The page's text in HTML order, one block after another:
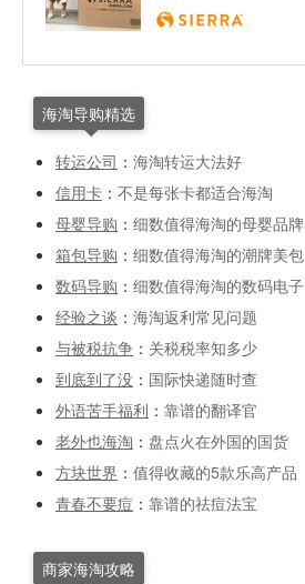
海淘导购精选
转运公司 ： 海淘转运大法好
信用卡 ： 不是每张卡都适合海淘
母婴导购 ： 细数值得海淘的母婴品牌
箱包导购 ： 细数值得海淘的潮牌美包
数码导购 ： 细数值得海淘的数码电子
经验之谈 ： 海淘返利常见问题
与被税抗争 ： 关税税率知多少
到底到了没 ： 国际快递随时查
外语苦手福利 ： 靠谱的翻译官
老外也海淘 ： 盘点火在外国的国货
方块世界 ： 值得收藏的5款乐高产品
青春不要痘 ： 靠谱的祛痘法宝
商家海淘攻略